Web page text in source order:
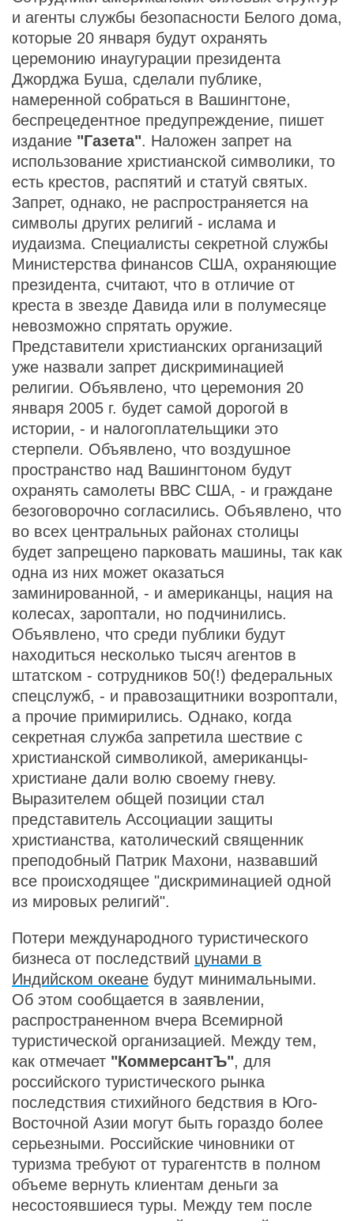
и агенты службы безопасности Белого дома,
которые 20 января будут охранять
церемонию инаугурации президента
Джорджа Буша, сделали публике,
намеренной собраться в Вашингтоне,
беспрецедентное предупреждение, пишет
издание "Газета". Наложен запрет на
использование христианской символики, то
есть крестов, распятий и статуй святых.
Запрет, однако, не распространяется на
символы других религий - ислама и
иудаизма. Специалисты секретной службы
Министерства финансов США, охраняющие
президента, считают, что в отличие от
креста в звезде Давида или в полумесяце
невозможно спрятать оружие.
Представители христианских организаций
уже назвали запрет дискриминацией
религии. Объявлено, что церемония 20
января 2005 г. будет самой дорогой в
истории, - и налогоплательщики это
стерпели. Объявлено, что воздушное
пространство над Вашингтоном будут
охранять самолеты ВВС США, - и граждане
безоговорочно согласились. Объявлено, что
во всех центральных районах столицы
будет запрещено парковать машины, так как
одна из них может оказаться
заминированной, - и американцы, нация на
колесах, зароптали, но подчинились.
Объявлено, что среди публики будут
находиться несколько тысяч агентов в
штатском - сотрудников 50(!) федеральных
спецслужб, - и правозащитники возроптали,
а прочие примирились. Однако, когда
секретная служба запретила шествие с
христианской символикой, американцы-
христиане дали волю своему гневу.
Выразителем общей позиции стал
представитель Ассоциации защиты
христианства, католический священник
преподобный Патрик Махони, назвавший
все происходящее "дискриминацией одной
из мировых религий".
Потери международного туристического
бизнеса от последствий цунами в
Индийском океане будут минимальными.
Об этом сообщается в заявлении,
распространенном вчера Всемирной
туристической организацией. Между тем,
как отмечает "КоммерсантЪ", для
российского туристического рынка
последствия стихийного бедствия в Юго-
Восточной Азии могут быть гораздо более
серьезными. Российские чиновники от
туризма требуют от турагентств в полном
объеме вернуть клиентам деньги за
несостоявшиеся туры. Между тем после